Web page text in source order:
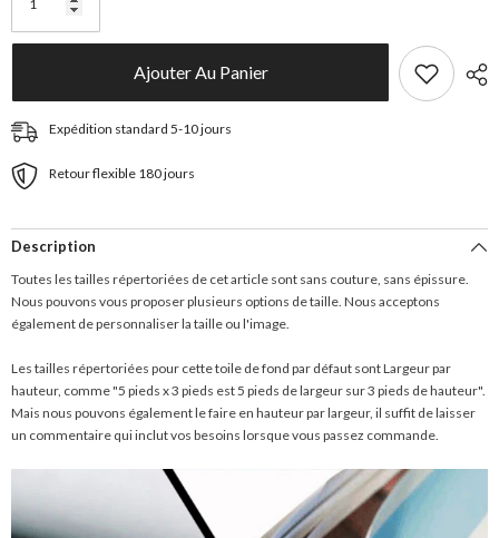
Ajouter Au Panier
Expédition standard 5-10 jours
Retour flexible 180 jours
Description
Toutes les tailles répertoriées de cet article sont sans couture, sans épissure.
Nous pouvons vous proposer plusieurs options de taille. Nous acceptons
également de personnaliser la taille ou l'image.
Les tailles répertoriées pour cette toile de fond par défaut sont Largeur par
hauteur, comme "5 pieds x 3 pieds est 5 pieds de largeur sur 3 pieds de hauteur".
Mais nous pouvons également le faire en hauteur par largeur, il suffit de laisser
un commentaire qui inclut vos besoins lorsque vous passez commande.